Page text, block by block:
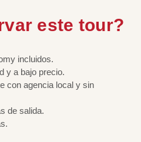
este tour?
incluidos.
y a bajo precio.
con agencia local y sin
de salida.